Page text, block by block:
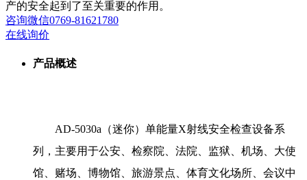
产的安全起到了至关重要的作用。
咨询微信0769-81621780
在线询价
产品概述
AD-5030a（迷你）单能量X射线安全检查设备系
列，主要用于公安、检察院、法院、监狱、机场、大使
馆、赌场、博物馆、旅游景点、体育文化场所、会议中